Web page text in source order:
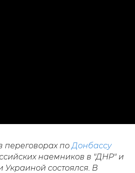
переговорах по Донбассу
наемников в "ДНР" и
состоялся. В